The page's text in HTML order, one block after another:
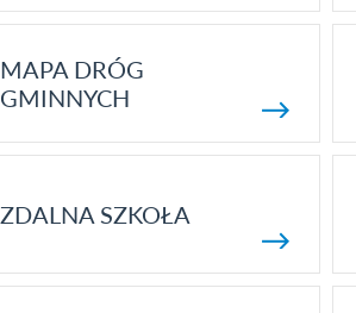
MAPA DRÓG
GMINNYCH
ZDALNA SZKOŁA